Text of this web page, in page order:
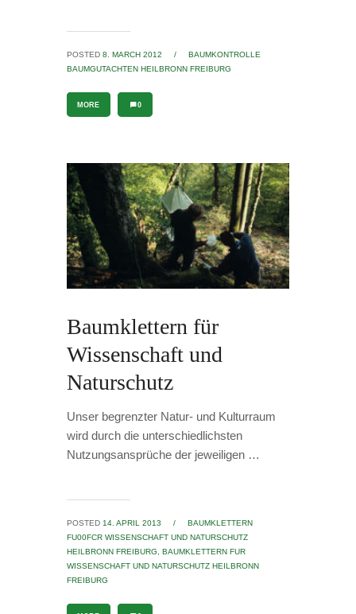
POSTED 8. MARCH 2012 /
BAUMKONTROLLE
BAUMGUTACHTEN HEILBRONN FREIBURG
MORE 0
Baumklettern für
Wissenschaft und
Naturschutz
Unser begrenzter Natur- und Kulturraum
wird durch die unterschiedlichsten
Nutzungsansprüche der jeweiligen …
POSTED 14. APRIL 2013 /
BAUMKLETTERN
FU00FCR WISSENSCHAFT UND NATURSCHUTZ
HEILBRONN FREIBURG,
BAUMKLETTERN FUR
WISSENSCHAFT UND NATURSCHUTZ HEILBRONN
FREIBURG